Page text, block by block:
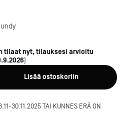
tilaat nyt, tilauksesi arvioitu
]
Lisää ostoskoriin
30.11.2025 TAI KUNNES ERÄ ON